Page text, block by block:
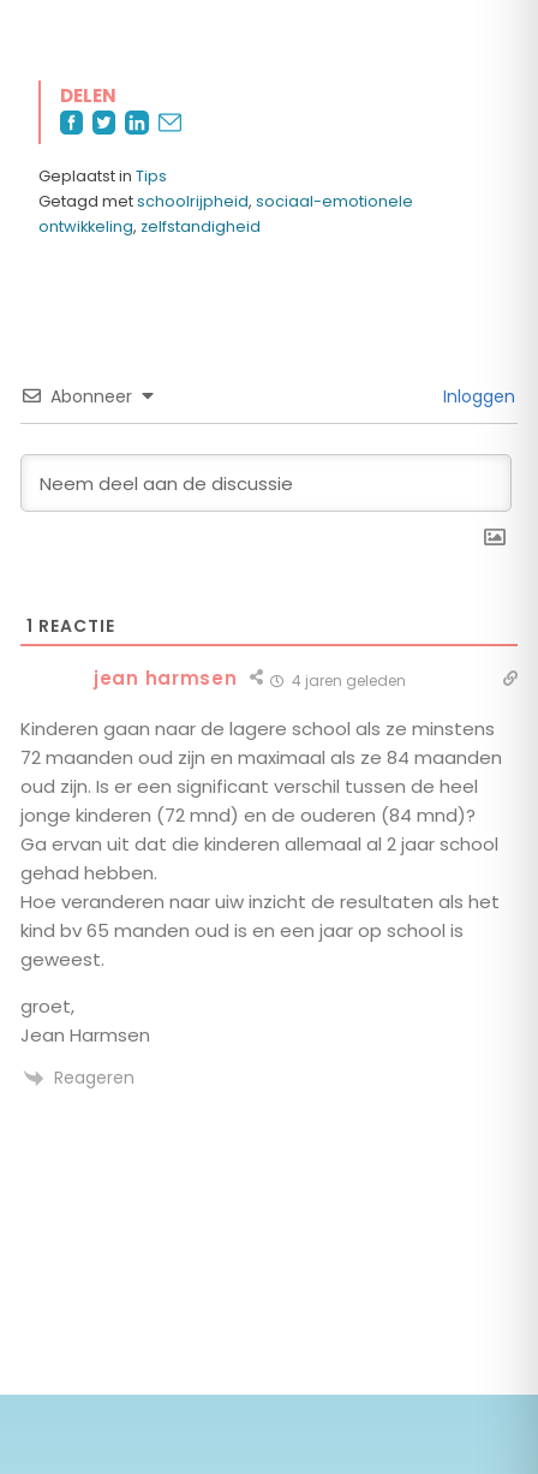
DELEN
Geplaatst in Tips
Getagd metschoolrijpheid, sociaal-emotionele
ontwikkeling, zelfstandigheid
Abonneer Inloggen
1 REACTIE
jean harmsen 4 jaren geleden
Kinderen gaan naar de lagere school als ze minstens
72 maanden oud zijn en maximaal als ze 84 maanden
oud zijn. Is er een significant verschil tussen de heel
jonge kinderen (72 mnd) en de ouderen (84 mnd)?
Ga ervan uit dat die kinderen allemaal al 2 jaar school
gehad hebben.
Hoe veranderen naar uiw inzicht de resultaten als het
kind bv 65 manden oud is en een jaar op school is
geweest.
groet,
Jean Harmsen
Reageren